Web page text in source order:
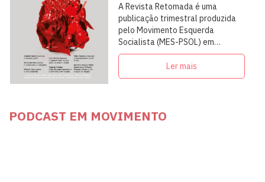
A Revista Retomada é uma
publicação trimestral produzida
pelo Movimento Esquerda
Socialista (MES-PSOL) em
articulação com intelectuais,
militantes e artistas
Ler mais
PODCAST EM MOVIMENTO